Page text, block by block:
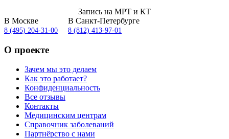
Запись на МРТ и КТ
В Москве
8 (495) 204-31-00
В Санкт-Петербурге
8 (812) 413-97-01
О проекте
Зачем мы это делаем
Как это работает?
Конфиденциальность
Все отзывы
Контакты
Медицинским центрам
Справочник заболеваний
Партнёрство с нами